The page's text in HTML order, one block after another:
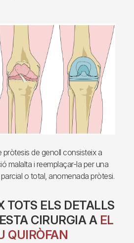
pròtesis de genoll consisteix a
malalta i reemplaçar-la per una
parcial o total, anomenada pròtesi.
TOTS ELS DETALLS
CIRURGIA A EL
QUIRÒFAN